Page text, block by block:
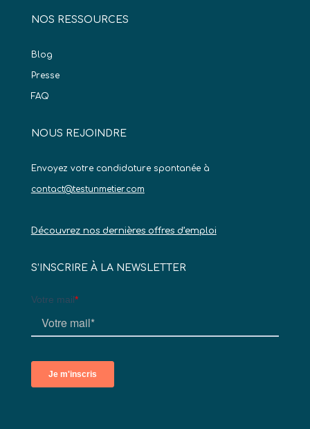
NOS RESSOURCES
Blog
Presse
FAQ
NOUS REJOINDRE
Envoyez votre candidature spontanée à
contact@testunmetier.com
Découvrez nos dernières offres d’emploi
S’INSCRIRE À LA NEWSLETTER